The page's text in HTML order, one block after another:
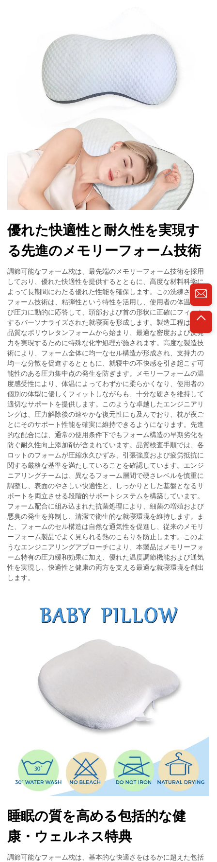
優れた快適性と耐久性を実現す
る先進のメモリーフォーム技術
調節可能なフォーム枕は、最先端のメモリーフォーム技術を採用
しており、優れた快適性を提供するとともに、高度な材料科学に
よって長期間にわたる優れた性能を確保します。この洗練された
フォーム技術は、粘弾性という特性を活用し、使用者の体温およ
び圧力に動的に応答して、頭部および首の形状に正確にフィット
するパーソナライズされた就寝面を形成します。製造工程は、高
品質なポリウレタンフォームから始まり、最適な密度および反発
力を実現するために特殊な化学処理が施されます。高度な製造技
術により、フォーム全体に均一なセル構造が形成され、支持力の
均一な分散を促進するとともに、就寝中の不快感を引き起こす可
能性のある圧力集中点の発生を防ぎます。メモリーフォームの温
度感受性により、体温によってわずかに柔らかくなり、使用者の
個別の体型に優しくフィットしながらも、十分な硬さを維持して
適切なサポートを提供します。このような卓越したエンジニアリ
ングは、圧力解除後の速やかな復元性にも及んでおり、枕が夜ご
とにそのサポート性能を確実に維持できるようになります。先進
的な配合には、通常の使用条件下でもフォーム構造の早期劣化を
防ぐ耐久性向上添加剤が含まれています。品質検査手順では、各
ロットのフォームが圧縮永久ひずみ、引張強度および疲労抵抗に
関する厳格な基準を満たしていることを確認しています。エンジ
ニアリングチームは、異なるフォーム層間で硬さレベルを慎重に
調整し、表面のやさしい快適性と、しっかりとした基盤となるサ
ポートを両立させる段階的サポートシステムを構築しています。
フォーム配合に組み込まれた抗菌処理により、細菌の増殖および
悪臭の発生を抑制し、清潔で衛生的な就寝環境を維持します。ま
た、フォームのセル構造は自然な通気性を促進し、従来のメモリ
ーフォーム製品でよく見られる熱のこもりを防止します。このよ
うなエンジニアリングアプローチにより、本製品はメモリーフォ
ーム特有の圧力緩和効果に加え、優れた温度調節機能および通気
性を実現し、快適性と健康の両方を支える最適な就寝環境を創出
します。
睡眠の質を高める包括的な健
康・ウェルネス特典
調節可能なフォーム枕は、基本的な快適さをはるかに超えた包括